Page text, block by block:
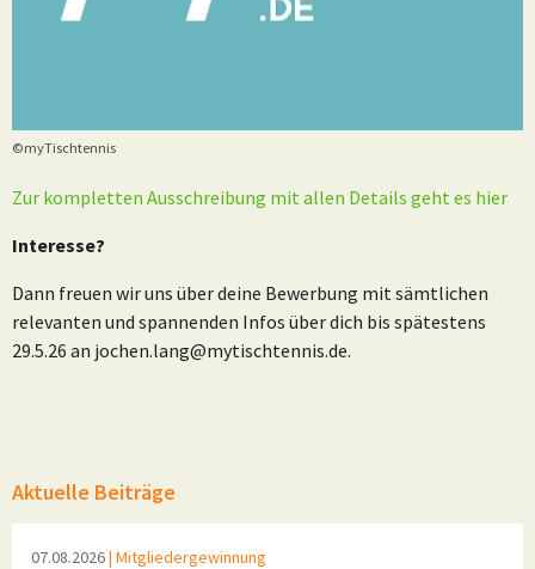
©myTischtennis
Zur kompletten Ausschreibung mit allen Details geht es hier
Interesse?
Dann freuen wir uns über deine Bewerbung mit sämtlichen
relevanten und spannenden Infos über dich bis spätestens
29.5.26 an jochen.lang@mytischtennis.de.
Aktuelle Beiträge
07.08.2026| Mitgliedergewinnung